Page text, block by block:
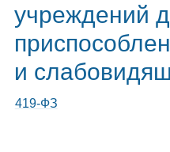
учреждений
и
419‑ФЗ